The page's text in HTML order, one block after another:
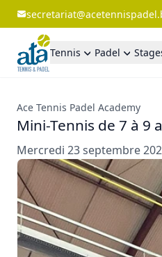
Tennis Padel
Ace Tennis Padel Academy
Mini-Tennis de 7 à 9
Mercredi 23 septembre